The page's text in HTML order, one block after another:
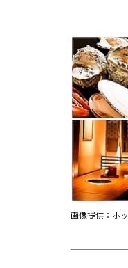
その他
画像提供：ホ